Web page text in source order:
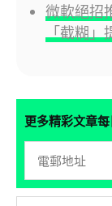
微軟絕招
「截糊
更多精彩文章